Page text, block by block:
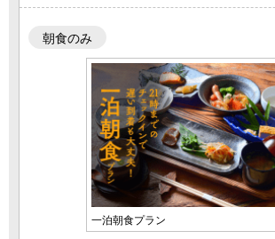
朝食のみ
一泊朝食プラン